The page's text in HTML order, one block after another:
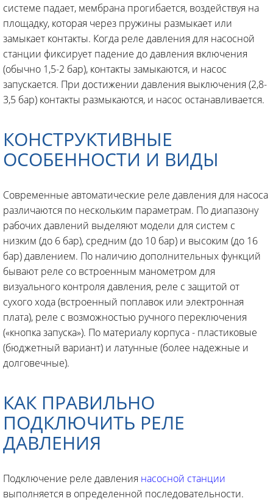
системе падает, мембрана прогибается, воздействуя на
площадку, которая через пружины размыкает или
замыкает контакты. Когда реле давления для насосной
станции фиксирует падение до давления включения
(обычно 1,5-2 бар), контакты замыкаются, и насос
запускается. При достижении давления выключения (2,8-
3,5 бар) контакты размыкаются, и насос останавливается.
КОНСТРУКТИВНЫЕ
ОСОБЕННОСТИ И ВИДЫ
Современные автоматические реле давления для насоса
различаются по нескольким параметрам. По диапазону
рабочих давлений выделяют модели для систем с
низким (до 6 бар), средним (до 10 бар) и высоким (до 16
бар) давлением. По наличию дополнительных функций
бывают реле со встроенным манометром для
визуального контроля давления, реле с защитой от
сухого хода (встроенный поплавок или электронная
плата), реле с возможностью ручного переключения
(«кнопка запуска»). По материалу корпуса - пластиковые
(бюджетный вариант) и латунные (более надежные и
долговечные).
КАК ПРАВИЛЬНО
ПОДКЛЮЧИТЬ РЕЛЕ
ДАВЛЕНИЯ
Подключение реле давления насосной станции
выполняется в определенной последовательности.